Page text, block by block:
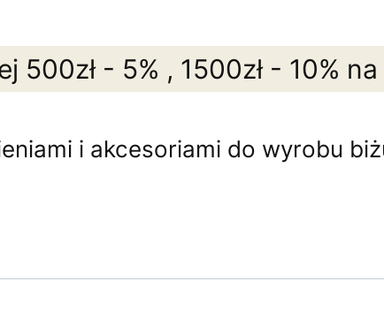
500zł - 5% , 1500zł - 10%
i akcesoriami do wyrobu